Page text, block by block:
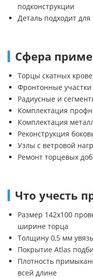
подконструкции
Деталь подходит
Сфера
Торцы скатных
Фронтонные участки
Радиусные и
Комплектация
Комплектация
Реконструкция
Узлы с ветровой
Ремонт торцевых
Что учесть
Размер 142х100
ширине торца
Толщину 0,5 мм
Покрытие Atlas
Плотность
всей длине